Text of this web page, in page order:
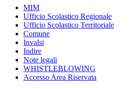
MIM
Ufficio Scolastico Regionale
Ufficio Scolastico Territoriale
Comune
Invalsi
Indire
Note legali
WHISTLEBLOWING
Accesso Area Riservata